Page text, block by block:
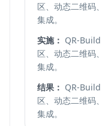
区、动态二维码
集成。
实施： QR-
区、动态二维码
集成。
结果： QR-
区、动态二维码
集成。